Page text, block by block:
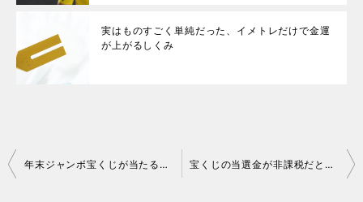
実はものすごく単純だった、イメトレだけで金運
が上がるしくみ
年末ジャンボ宝くじが当たる人は血液型よりも星座でわかります 宝くじの当選金が非課税だと思っていると非常に怖いですよ